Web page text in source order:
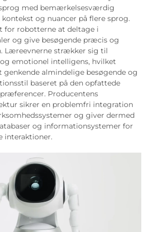
med bemærkelsesværdig
og nuancer på flere sprog.
for robotterne at deltage i
og give besøgende præcis og
Læreevnerne strækker sig til
emotionel intelligens, hvilket
almindelige besøgende og
baseret på den opfattede
Producentens
sikrer en problemfri integration
og giver dermed
og informationsystemer for
interaktioner.